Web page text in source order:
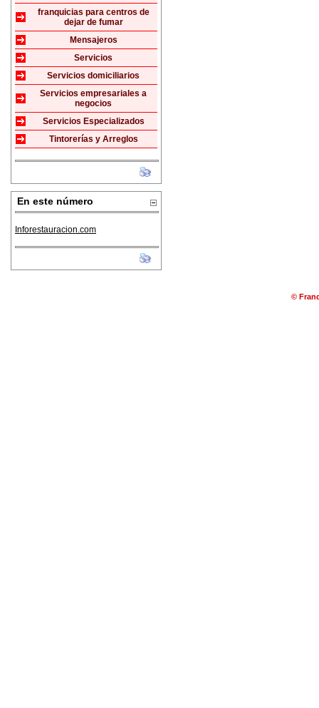
franquicias para centros de
dejar de fumar
Mensajeros
Servicios
Servicios domiciliarios
Servicios empresariales a
negocios
Servicios Especializados
Tintorerías y Arreglos
En este número
Inforestauracion.com
©